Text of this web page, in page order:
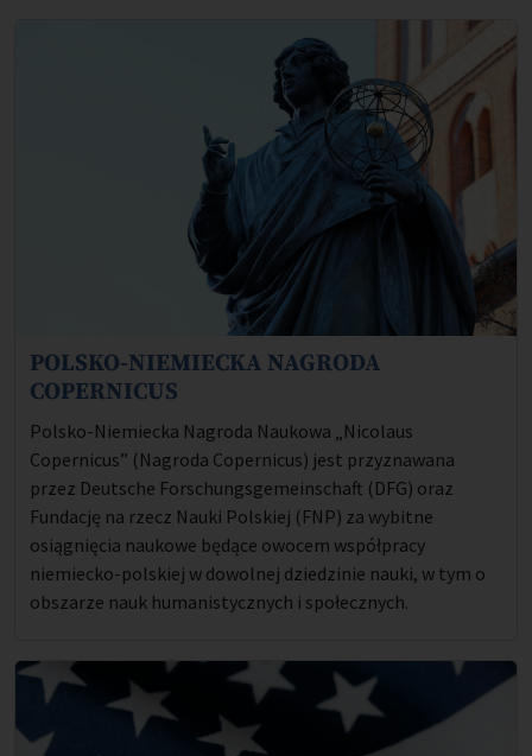
POLSKO-NIEMIECKA NAGRODA
COPERNICUS
Opis projektu:
Polsko-Niemiecka Nagroda Naukowa „Nicolaus
Copernicus” (Nagroda Copernicus) jest przyznawana
przez Deutsche Forschungsgemeinschaft (DFG) oraz
Fundację na rzecz Nauki Polskiej (FNP) za wybitne
osiągnięcia naukowe będące owocem współpracy
niemiecko-polskiej w dowolnej dziedzinie nauki, w tym o
obszarze nauk humanistycznych i społecznych.